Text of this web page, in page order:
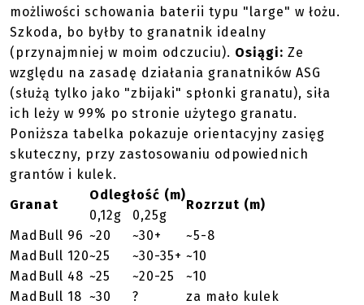
możliwości schowania baterii typu "large" w łożu.
Szkoda, bo byłby to granatnik idealny
(przynajmniej w moim odczuciu). Osiągi: Ze
względu na zasadę działania granatników ASG
(służą tylko jako "zbijaki" spłonki granatu), siła
ich leży w 99% po stronie użytego granatu.
Poniższa tabelka pokazuje orientacyjny zasięg
skuteczny, przy zastosowaniu odpowiednich
grantów i kulek.
Granat
Odległość (m)
Rozrzut (m)
0,12g
0,25g
MadBull 96 ~20 ~30+
~5-8
MadBull 120~25 ~30-35+ ~10
MadBull 48 ~25 ~20-25
~10
MadBull 18 ~30 ?
za mało kulek